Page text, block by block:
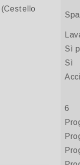
Sì
Sì
6